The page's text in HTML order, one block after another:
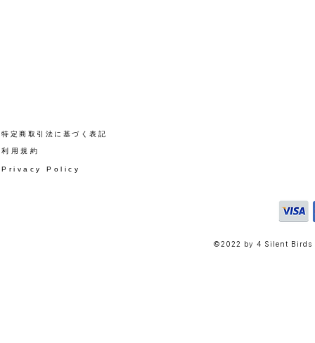
​特定商取引法に基づく表記
​利用規約
Privacy Policy
©2022 by 4 Silent Birds